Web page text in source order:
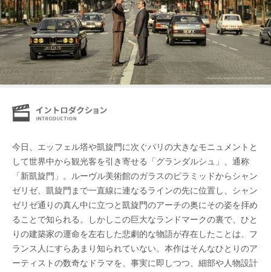
今日、エッフェル塔や凱旋門に次ぐパリの大きなモニュメントと
して世界中から観光客を引き寄せる「グランダルシュ」、通称
「新凱旋門」。ルーヴル美術館のガラスのピラミッドからシャン
ゼリゼ、凱旋門まで一直線に連なるラインの先に位置し、シャン
ゼリゼ通りの真ん中に立つと凱旋門のアーチの奥にその姿を拝め
ることで知られる。しかしこの巨大なランドマークの裏で、ひと
りの建築家の運命を左右した悲劇的な物語が存在したことは、フ
ランス人にすらあまり知られていない。本作はそんなひとりのア
ーティストの数奇なドラマを、事実に即しつつ、細部や人物設計